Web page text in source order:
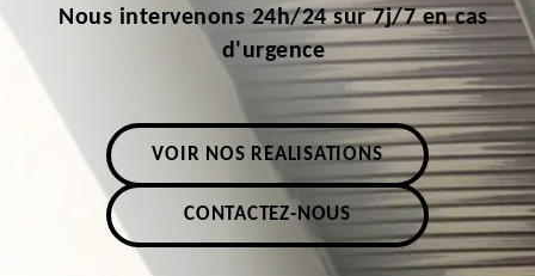
Nous intervenons 24h/24 sur 7j/7 en cas
d'urgence
VOIR NOS RÉALISATIONS
CONTACTEZ-NOUS